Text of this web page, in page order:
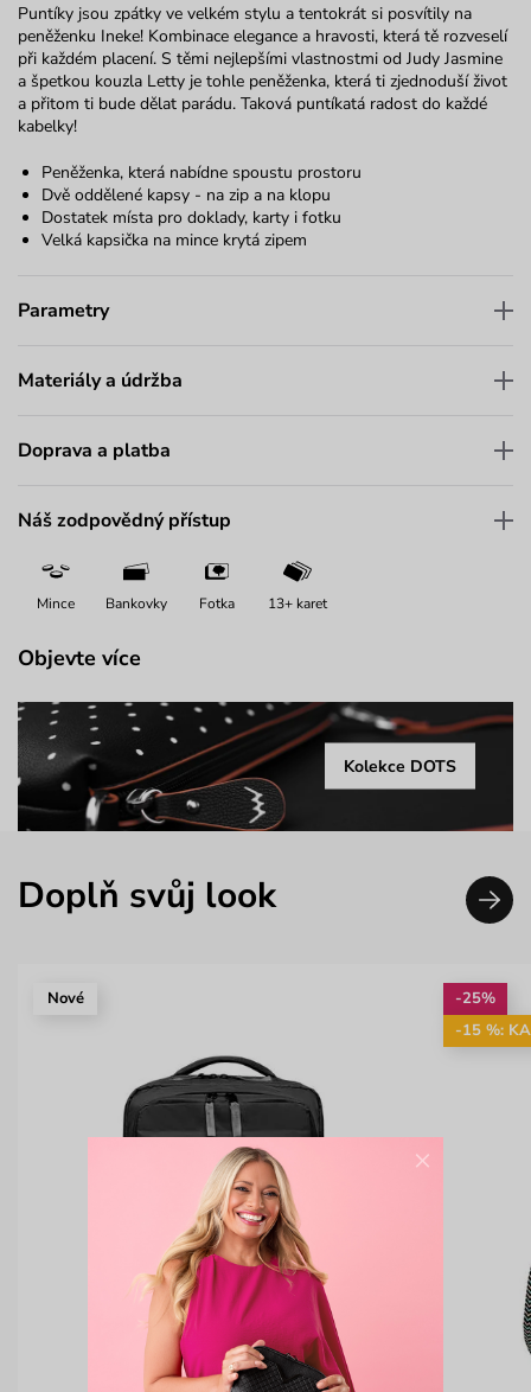
Puntíky jsou zpátky ve velkém stylu a tentokrát si posvítily na
peněženku Ineke! Kombinace elegance a hravosti, která tě rozveselí
při každém placení. S těmi nejlepšími vlastnostmi od Judy Jasmine
a špetkou kouzla Letty je tohle peněženka, která ti zjednoduší život
a přitom ti bude dělat parádu. Taková puntíkatá radost do každé
kabelky!
Peněženka, která nabídne spoustu prostoru
Dvě oddělené kapsy - na zip a na klopu
Dostatek místa pro doklady, karty i fotku
Velká kapsička na mince krytá zipem
Parametry
Materiály a údržba
Doprava a platba
Náš zodpovědný přístup
Mince Bankovky Fotka 13+ karet
Objevte více
Kolekce DOTS
Doplň svůj look
Nové
-25%
-15 %:
×